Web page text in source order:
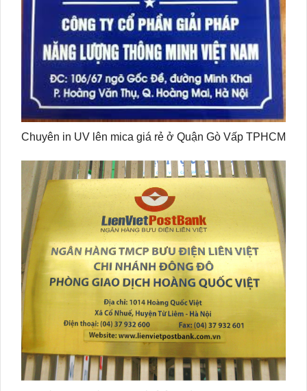
Chuyên in UV lên mica giá rẻ ở Quận Gò Vấp TPHCM